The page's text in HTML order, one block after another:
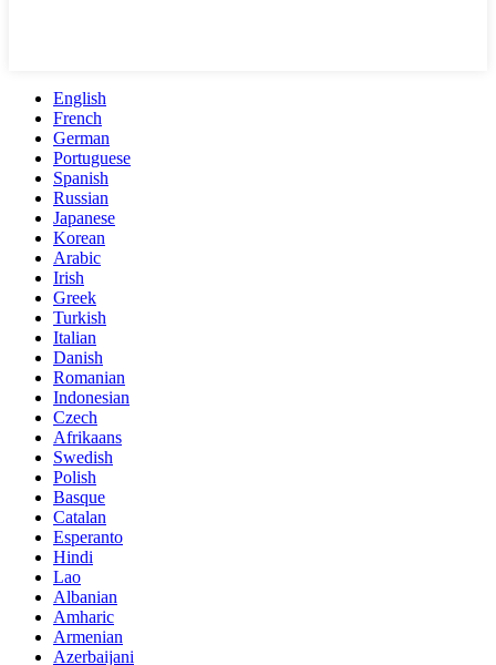
English
French
German
Portuguese
Spanish
Russian
Japanese
Korean
Arabic
Irish
Greek
Turkish
Italian
Danish
Romanian
Indonesian
Czech
Afrikaans
Swedish
Polish
Basque
Catalan
Esperanto
Hindi
Lao
Albanian
Amharic
Armenian
Azerbaijani